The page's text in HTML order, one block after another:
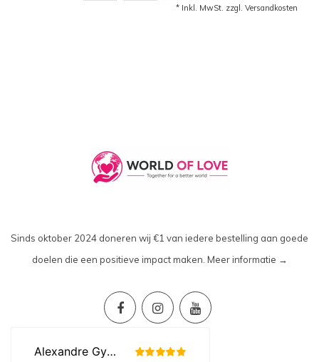
* Inkl. MwSt. zzgl. Versandkosten
Sinds oktober 2024 doneren wij €1 van iedere bestelling aan goede
doelen die een positieve impact maken. Meer informatie →